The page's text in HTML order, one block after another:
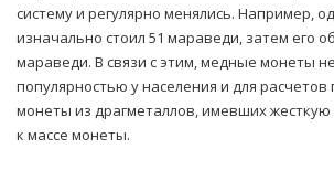
систему и регулярно менялись. Например,
изначально стоил 51 мараведи, затем его
мараведи. В связи с этим, медные монеты
популярностью у населения и для
монеты из драгметаллов, имевших жесткую
к массе монеты.